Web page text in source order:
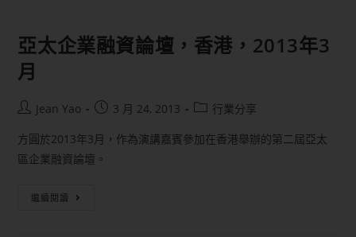
亞太企業融資論壇，香港，2013年3
月
Jean Yao 3 月 24, 2013
行業分享
方圓於2013年3月，作為演講嘉賓參加在香港舉辦的第二屆亞太
區企業融資論壇。
繼續閱讀